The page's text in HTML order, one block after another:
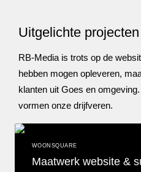
Uitgelichte
RB-Media is trots op de
hebben mogen opleveren,
klanten uit Goes en
vormen onze drijfveren.
WOONSQUARE
Maatwerk website &